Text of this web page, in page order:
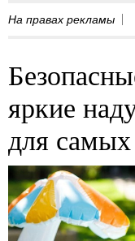
На правах рекламы
яркие
для